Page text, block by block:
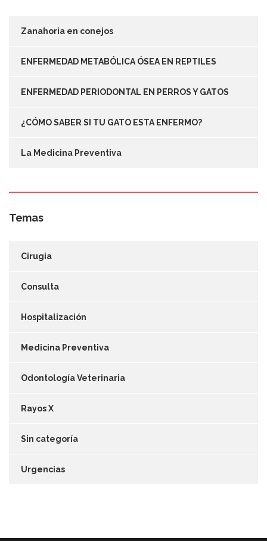
Zanahoria en conejos
ENFERMEDAD METABÓLICA ÓSEA EN REPTILES
ENFERMEDAD PERIODONTAL EN PERROS Y GATOS
¿CÓMO SABER SI TU GATO ESTA ENFERMO?
La Medicina Preventiva
Temas
Cirugia
Consulta
Hospitalización
Medicina Preventiva
Odontología Veterinaria
Rayos X
Sin categoría
Urgencias